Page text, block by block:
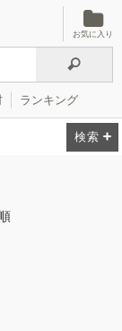
お気に入り
ランキング